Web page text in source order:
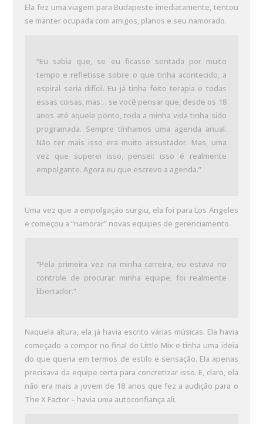
Ela fez uma viagem para Budapeste imediatamente, tentou
se manter ocupada com amigos, planos e seu namorado.
“Eu sabia que, se eu ficasse sentada por muito
tempo e refletisse sobre o que tinha acontecido, a
espiral seria difícil. Eu já tinha feito terapia e todas
essas coisas, mas… se você pensar que, desde os 18
anos até aquele ponto, toda a minha vida tinha sido
programada. Sempre tínhamos uma agenda anual.
Não ter mais isso era muito assustador. Mas, uma
vez que superei isso, pensei: isso é realmente
empolgante. Agora eu que escrevo a agenda.”
Uma vez que a empolgação surgiu, ela foi para Los Angeles
e começou a “namorar” novas equipes de gerenciamento.
“Pela primeira vez na minha carreira, eu estava no
controle de procurar minha equipe; foi realmente
libertador.”
Naquela altura, ela já havia escrito várias músicas. Ela havia
começado a compor no final do Little Mix e tinha uma ideia
do que queria em termos de estilo e sensação. Ela apenas
precisava da equipe certa para concretizar isso. E, claro, ela
não era mais a jovem de 18 anos que fez a audição para o
The X Factor – havia uma autoconfiança ali.